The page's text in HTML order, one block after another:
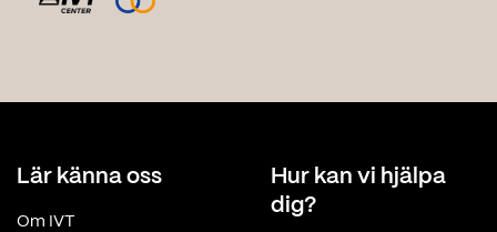
Lär känna oss
Om IVT
Hur kan vi hjälpa
dig?